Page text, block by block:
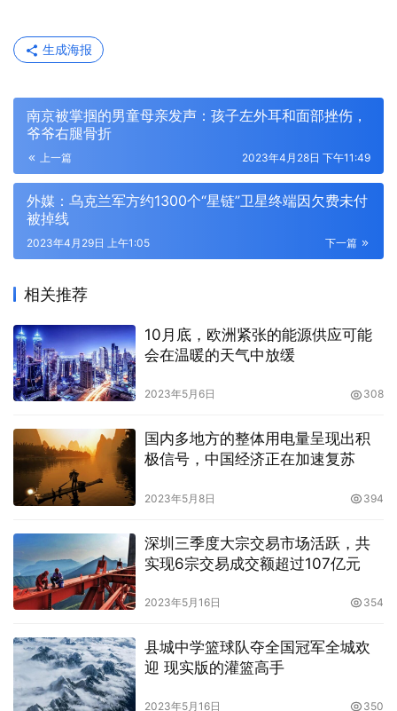
生成海报
南京被掌掴的男童母亲发声：孩子左外耳和面部挫伤，
爷爷右腿骨折
上一篇 2023年4月28日 下午11:49
外媒：乌克兰军方约1300个“星链”卫星终端因欠费未付
被掉线
下一篇
2023年4月29日 上午1:05
相关推荐
10月底，欧洲紧张的能源供应可能
会在温暖的天气中放缓
2023年5月6日 308
国内多地方的整体用电量呈现出积
极信号，中国经济正在加速复苏
2023年5月8日 394
深圳三季度大宗交易市场活跃，共
实现6宗交易成交额超过107亿元
2023年5月16日 354
县城中学篮球队夺全国冠军全城欢
迎 现实版的灌篮高手
2023年5月16日 350